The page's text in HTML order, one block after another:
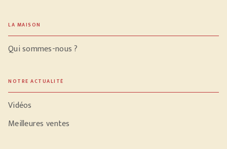
LA MAISON
Qui sommes-nous ?
NOTRE ACTUALITÉ
Vidéos
Meilleures ventes